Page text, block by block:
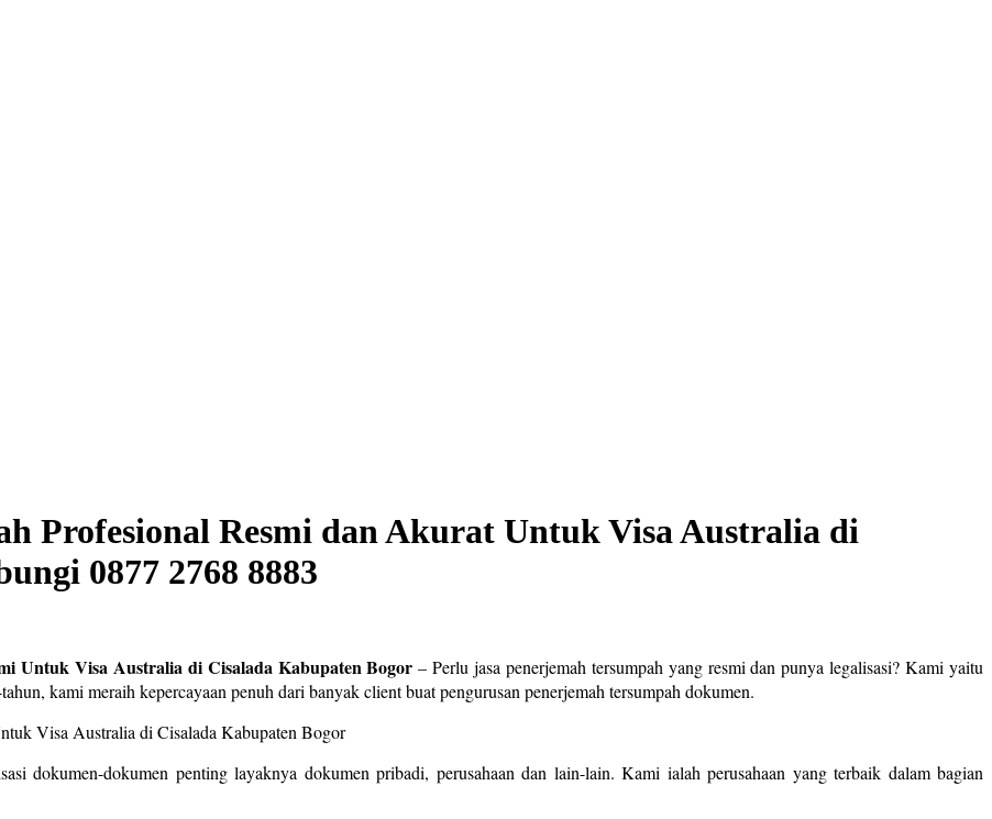
Profesional Resmi dan Akurat Untuk Visa Australia di
0877 2768 8883
Untuk Visa Australia di Cisalada Kabupaten Bogor – Perlu jasa penerjemah tersumpah yang resmi dan punya legalisasi? Kami yaitu
kami meraih kepercayaan penuh dari banyak client buat pengurusan penerjemah tersumpah dokumen.
dokumen-dokumen penting layaknya dokumen pribadi, perusahaan dan lain-lain. Kami ialah perusahaan yang terbaik dalam bagian